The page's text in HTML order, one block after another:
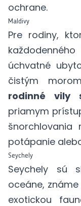
ochrane.
Maldivy
Pre rodiny,
úchvatné
čistým
rodinné vily
priamym
potápanie
Seychely
Seychely sú
oceáne,
exotickou